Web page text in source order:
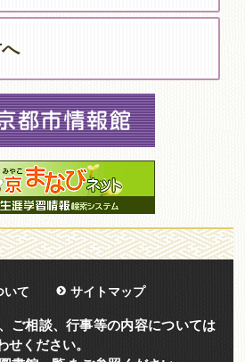
いて サイトマップ
ご相談、行事等の内容については
ください。